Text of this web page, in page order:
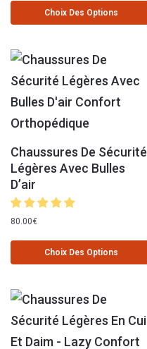
Choix Des Options
Chaussures De Sécurité
Légères Avec Bulles
D’air
80.00€
Choix Des Options